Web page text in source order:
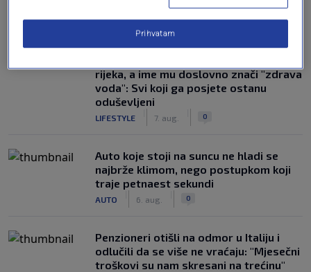
NAJČITANIJE
rijeka, a ime mu doslovno znači "zdrava
voda": Svi koji ga posjete ostanu
oduševljeni
LIFESTYLE 7. aug. 0
Auto koje stoji na suncu ne hladi se
najbrže klimom, nego postupkom koji
traje petnaest sekundi
AUTO 6. aug. 0
Penzioneri otišli na odmor u Italiju i
odlučili da se više ne vraćaju: "Mjesečni
troškovi su nam skresani na trećinu"
Prihvatam